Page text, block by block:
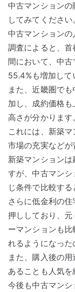
中古マンション
してみてください
中古マンション
調査によると、
間において、中
55.4%も増加して
また、近畿圏で
加し、成約価格
高さが分かります
これには、新築
市場の充実などが
新築マンション
すが、中古マン
じ条件で比較す
さらに低金利の
押ししており、
ーマンションも
れるようになった
また、購入後の
あることも人気を
今後も中古マン